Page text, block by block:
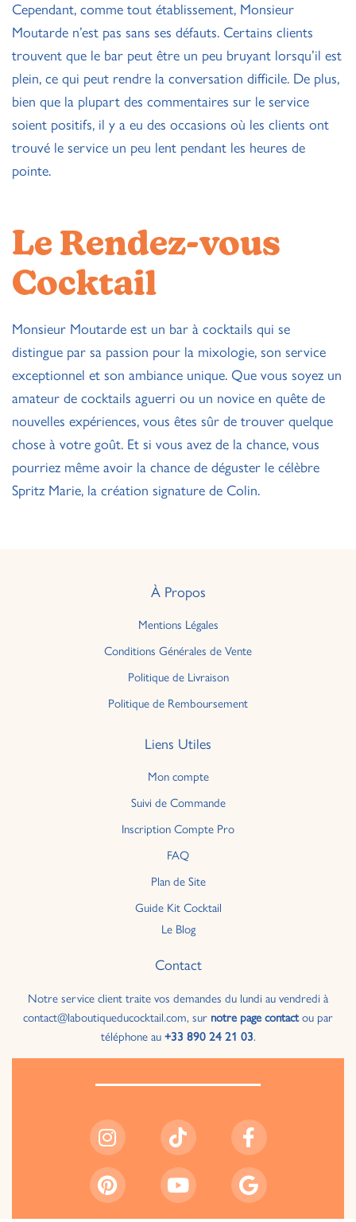
Cependant, comme tout établissement, Monsieur
Moutarde n’est pas sans ses défauts. Certains clients
trouvent que le bar peut être un peu bruyant lorsqu’il est
plein, ce qui peut rendre la conversation difficile. De plus,
bien que la plupart des commentaires sur le service
soient positifs, il y a eu des occasions où les clients ont
trouvé le service un peu lent pendant les heures de
pointe.
Le Rendez-vous
Cocktail
Monsieur Moutarde est un bar à cocktails qui se
distingue par sa passion pour la mixologie, son service
exceptionnel et son ambiance unique. Que vous soyez un
amateur de cocktails aguerri ou un novice en quête de
nouvelles expériences, vous êtes sûr de trouver quelque
chose à votre goût. Et si vous avez de la chance, vous
pourriez même avoir la chance de déguster le célèbre
Spritz Marie, la création signature de Colin.
À Propos
Mentions Légales
Conditions Générales de Vente
Politique de Livraison
Politique de Remboursement
Liens Utiles
Mon compte
Suivi de Commande
Inscription Compte Pro
FAQ
Plan de Site
Guide Kit Cocktail
Le Blog
Contact
Notre service client traite vos demandes du lundi au vendredi à
contact@laboutiqueducocktail.com, sur notre page contactou par
téléphone au +33 890 24 21 03.